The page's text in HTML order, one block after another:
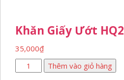
Khăn Giấy Ướt HQ2
35,000₫
Khăn
giấy
Thêm vào giỏ hàng